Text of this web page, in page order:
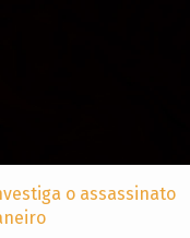
o assassinato